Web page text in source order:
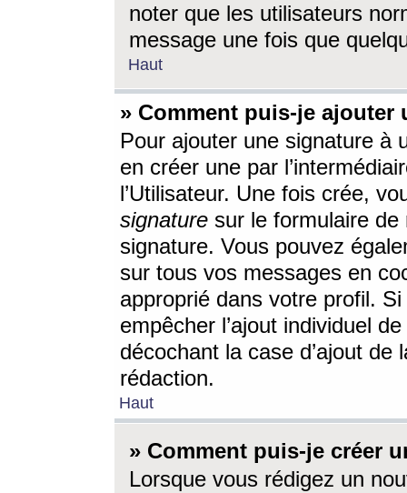
noter que les utilisateurs
message une fois que
Haut
» Comment puis-je ajouter
Pour ajouter une signature à
en créer une par
l’Utilisateur. Une fois crée,
signature sur le formulaire de
signature. Vous pouvez
sur tous vos messages en
approprié dans votre profil.
empêcher l’ajout individuel
décochant la case d’ajout
rédaction.
Haut
» Comment puis-je créer
Lorsque vous rédigez un